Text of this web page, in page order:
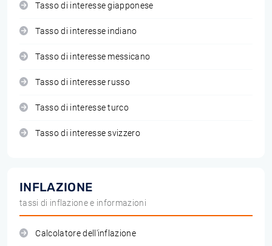
Tasso di interesse giapponese
Tasso di interesse indiano
Tasso di interesse messicano
Tasso di interesse russo
Tasso di interesse turco
Tasso di interesse svizzero
INFLAZIONE
tassi di inflazione e informazioni
Calcolatore dell'inflazione